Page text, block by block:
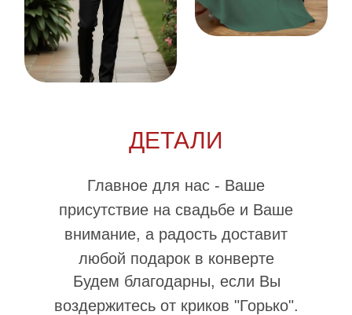
ДЕТАЛИ
Главное для нас - Ваше
присутствие на свадьбе и Ваше
внимание, а радость доставит
любой подарок в конверте
Будем благодарны, если Вы
воздержитесь от криков "Горько".
ДО СКОРОЙ ВСТРЕЧИ!